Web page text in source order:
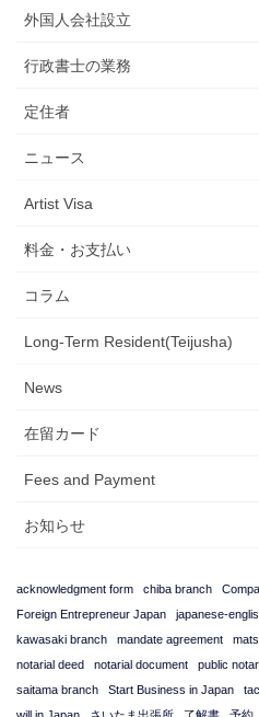
外国人会社設立
行政書士の業務
定住者
ニュース
Artist Visa
料金・お支払い
コラム
Long-Term Resident(Teijusha)
News
在留カード
Fees and Payment
お知らせ
acknowledgment form chiba branch
Foreign Entrepreneur Japan
japanese-
kawasaki branch
mandate agreement
notarial deed
notarial document public
saitama branch
Start Business in Japan